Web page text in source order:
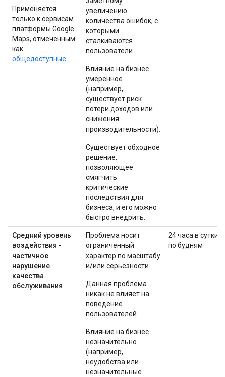
Применяется
только к сервисам
платформы Google
Maps, отмеченным
как
общедоступные.
увеличению
количества ошибок, с
которыми
сталкиваются
пользователи.
Влияние на бизнес
умеренное
(например,
существует риск
потери доходов или
снижения
производительности).
Существует обходное
решение,
позволяющее
смягчить
критические
последствия для
бизнеса, и его можно
быстро внедрить.
Средний уровень
воздействия -
частичное
нарушение
качества
обслуживания
Проблема носит
ограниченный
характер по масштабу
и/или серьезности.
Данная проблема
никак не влияет на
поведение
пользователей.
Влияние на бизнес
незначительно
(например,
неудобства или
незначительные
24 часа в сутки
по будням